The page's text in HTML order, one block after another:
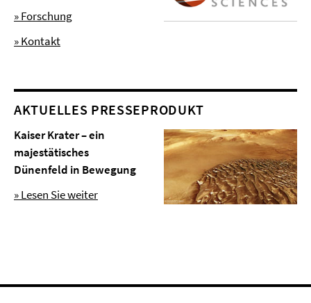
» Forschung
» Kontakt
AKTUELLES PRESSEPRODUKT
Kaiser Krater – ein
majestätisches
Dünenfeld in Bewegung
» Lesen Sie weiter